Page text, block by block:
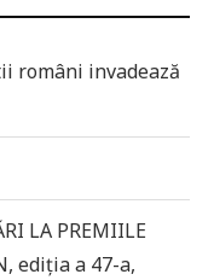
români invadează
LA PREMIILE
ediția a 47-a,